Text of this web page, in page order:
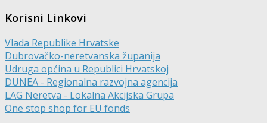
Korisni Linkovi
Vlada Republike Hrvatske
Dubrovačko-neretvanska županija
Udruga općina u Republici Hrvatskoj
DUNEA - Regionalna razvojna agencija
LAG Neretva - Lokalna Akcijska Grupa
One stop shop for EU fonds